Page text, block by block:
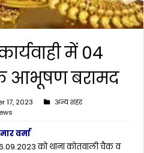
में 04
आभूषण बरामद
17, 2023
अन्य शहर
वर्मा
को थाना कोतवाली चैक व